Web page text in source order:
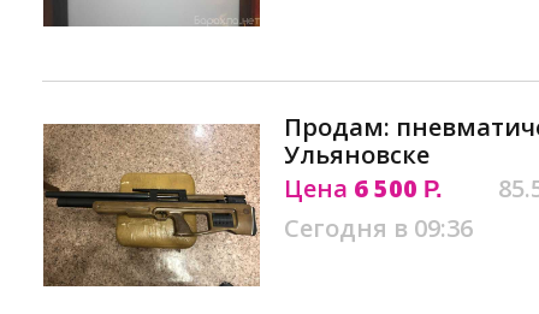
Продам:
Ульяновске
Цена 6 500 Р.
Сегодня в 09:36